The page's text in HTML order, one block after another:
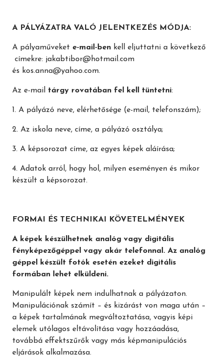
A PÁLYÁZATRA VALÓ JELENTKEZÉS MÓDJA:
A pályaműveket e-mail-ben kell eljuttatni a következő
címekre: jakabtibor@hotmail.com
és kos.anna@yahoo.com.
Az e-mail tárgy rovatában fel kell tüntetni:
1. A pályázó neve, elérhetősége (e-mail, telefonszám);
2. Az iskola neve, címe, a pályázó osztálya;
3. A képsorozat címe, az egyes képek aláírása;
4. Adatok arról, hogy hol, milyen eseményen és mikor
készült a képsorozat.
FORMAI ÉS TECHNIKAI KÖVETELMÉNYEK
A képek készülhetnek analóg vagy digitális
fényképezőgéppel vagy akár telefonnal. Az analóg
géppel készült fotók esetén ezeket digitális
formában lehet elküldeni.
Manipulált képek nem indulhatnak a pályázaton.
Manipulációnak számít – és kizárást von maga után –
a képek tartalmának megváltoztatása, vagyis képi
elemek utólagos eltávolítása vagy hozzáadása,
továbbá effektszűrők vagy más képmanipulációs
eljárások alkalmazása.